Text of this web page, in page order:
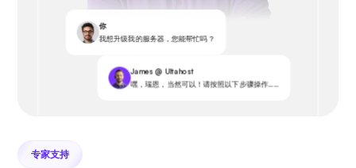
你
我想升级我的服务器，您能帮忙吗？
James @ Ultahost
嘿，瑞恩，当然可以！请按照以下步骤操作……
专家支持